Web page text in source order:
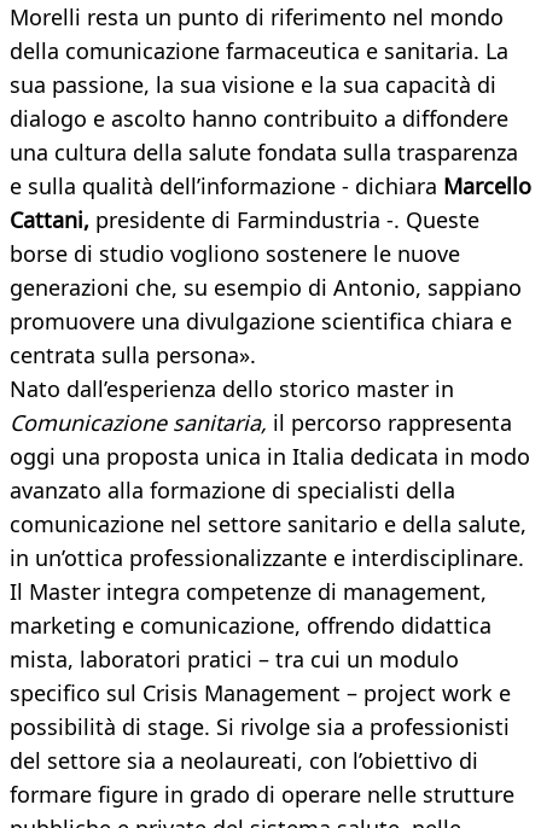
Morelli resta un punto di riferimento nel mondo
della comunicazione farmaceutica e sanitaria. La
sua passione, la sua visione e la sua capacità di
dialogo e ascolto hanno contribuito a diffondere
una cultura della salute fondata sulla trasparenza
e sulla qualità dell’informazione - dichiara Marcello
Cattani, presidente di Farmindustria -. Queste
borse di studio vogliono sostenere le nuove
generazioni che, su esempio di Antonio, sappiano
promuovere una divulgazione scientifica chiara e
centrata sulla persona».
Nato dall’esperienza dello storico master in
Comunicazione sanitaria, il percorso rappresenta
oggi una proposta unica in Italia dedicata in modo
avanzato alla formazione di specialisti della
comunicazione nel settore sanitario e della salute,
in un’ottica professionalizzante e interdisciplinare.
Il Master integra competenze di management,
marketing e comunicazione, offrendo didattica
mista, laboratori pratici – tra cui un modulo
specifico sul Crisis Management – project work e
possibilità di stage. Si rivolge sia a professionisti
del settore sia a neolaureati, con l’obiettivo di
formare figure in grado di operare nelle strutture